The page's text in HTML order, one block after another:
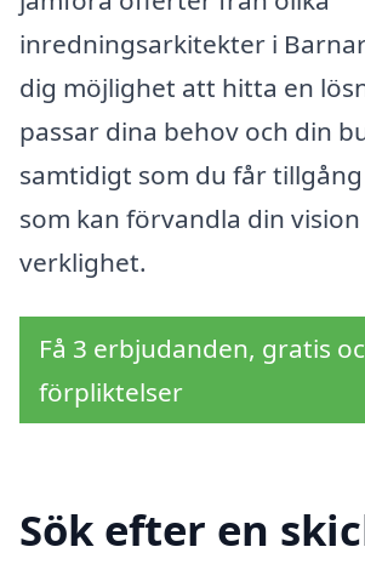
inredningsarkitekter i
dig möjlighet att hitta en
passar dina behov och din
samtidigt som du får
som kan förvandla din
verklighet.
Få 3 erbjudanden, gratis
förpliktelser
Sök efter en